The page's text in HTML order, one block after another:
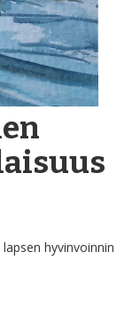
hyvinvoinnin